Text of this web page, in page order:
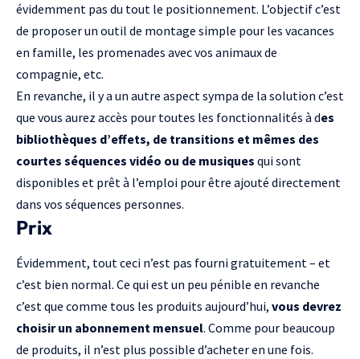
évidemment pas du tout le positionnement. L’objectif c’est
de proposer un outil de montage simple pour les vacances
en famille, les promenades avec vos animaux de
compagnie, etc.
En revanche, il y a un autre aspect sympa de la solution c’est
que vous aurez accès pour toutes les fonctionnalités à des
bibliothèques d’effets, de transitions et mêmes des
courtes séquences vidéo ou de musiques qui sont
disponibles et prêt à l’emploi pour être ajouté directement
dans vos séquences personnes.
Prix
Évidemment, tout ceci n’est pas fourni gratuitement – et
c’est bien normal. Ce qui est un peu pénible en revanche
c’est que comme tous les produits aujourd’hui, vous devrez
choisir un abonnement mensuel. Comme pour beaucoup
de produits, il n’est plus possible d’acheter en une fois.